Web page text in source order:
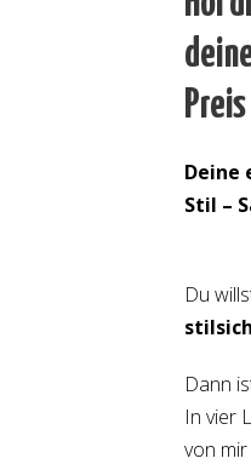
Preis
Deine
Stil –
Du
Dann
In vier
von